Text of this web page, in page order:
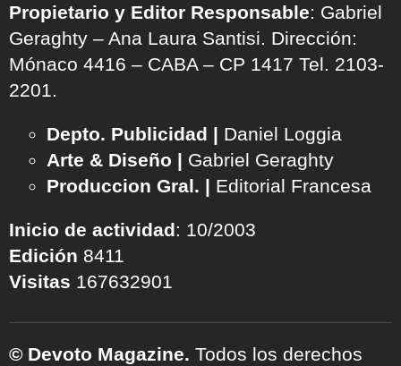
Propietario y Editor Responsable: Gabriel
Geraghty – Ana Laura Santisi. Dirección:
Mónaco 4416 – CABA – CP 1417 Tel. 2103-
2201.
Depto. Publicidad | Daniel Loggia
Arte & Diseño | Gabriel Geraghty
Produccion Gral. | Editorial Francesa
Inicio de actividad: 10/2003
Edición 8411
Visitas 167632901
© Devoto Magazine. Todos los derechos